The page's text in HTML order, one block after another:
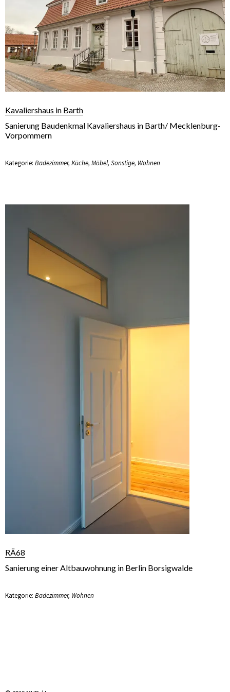
Kavaliershaus in Barth
Sanierung Baudenkmal Kavaliershaus in Barth/ Mecklenburg-
Vorpommern
Kategorie: Badezimmer, Küche, Möbel, Sonstige, Wohnen
RÄ68
Sanierung einer Altbauwohnung in Berlin Borsigwalde
Kategorie: Badezimmer, Wohnen